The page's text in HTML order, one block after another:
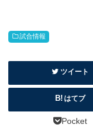
試合情報
ツイート
はてブ
Pocket